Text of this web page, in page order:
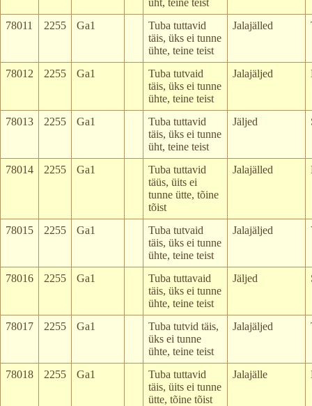
üht, teine teist
78011 2255 Ga1
Tuba tuttavid
täis, üks ei tunne
ühte, teine teist
Jalajälled
78012 2255 Ga1
Tuba tutvaid
täis, üks ei tunne
ühte, teine teist
Jalajäljed
78013 2255 Ga1
Tuba tuttavid
täis, üks ei tunne
üht, teine teist
Jäljed
78014 2255 Ga1
Tuba tuttavid
täüs, üits ei
tunne ütte, tõine
tõist
Jalajälled
78015 2255 Ga1
Tuba tutvaid
täis, üks ei tunne
ühte, teine teist
Jalajäljed
78016 2255 Ga1
Tuba tuttavaid
täis, üks ei tunne
ühte, teine teist
Jäljed
78017 2255 Ga1
Tuba tutvid täis,
üks ei tunne
ühte, teine teist
Jalajäljed
78018 2255 Ga1
Tuba tuttavid
täis, üits ei tunne
ütte, tõine tõist
Jalajälle